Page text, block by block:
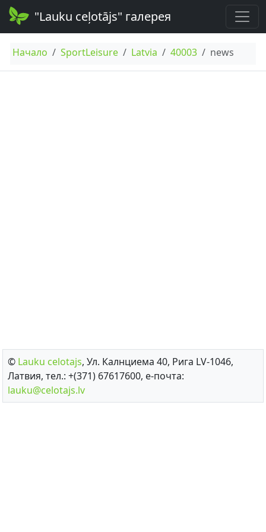
"Lauku ceļotājs" галерея
Начало SportLeisure Latvia 40003 news
© Lauku сelotajs, Ул. Калнциема 40, Рига LV-1046,
Латвия, тел.: +(371) 67617600, е-почта:
lauku@celotajs.lv